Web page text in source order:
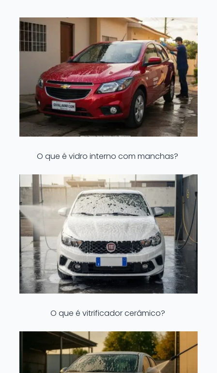
O que é vidro interno com manchas?
O que é vitrificador cerâmico?